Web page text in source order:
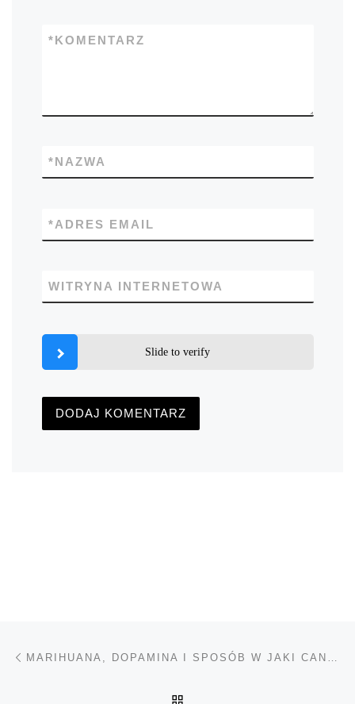
KOMENTARZ
*
NAZWA
*
ADRES EMAIL
*
WITRYNA INTERNETOWA
Slide to verify
Nawigacja wpisu